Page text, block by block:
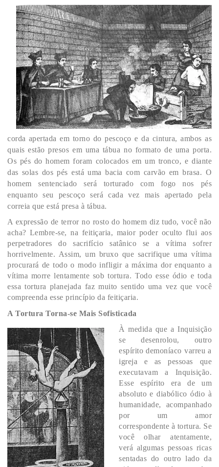
corda apertada em torno do pescoço e da cintura, ambos as
quais estão presos em uma tábua no formato de uma porta.
Os pés do homem foram colocados em um tronco, e diante
das solas dos pés está uma bacia com carvão em brasa. O
homem sentenciado será torturado com fogo nos pés
enquanto seu pescoço será cada vez mais apertado pela
correia que está presa à tábua.
A expressão de terror no rosto do homem diz tudo, você não
acha? Lembre-se, na feitiçaria, maior poder oculto flui aos
perpetradores do sacrifício satânico se a vítima sofrer
horrivelmente. Assim, um bruxo que sacrifique uma vítima
procurará de todo o modo infligir a máxima dor enquanto a
vítima morre lentamente sob tortura. Todo esse ódio e toda
essa tortura planejada faz muito sentido uma vez que você
compreenda esse princípio da feitiçaria.
A Tortura Torna-se Mais Sofisticada
À medida que a Inquisição
se desenrolou, outro
espírito demoníaco varreu a
igreja e as pessoas que
executavam a Inquisição.
Esse espírito era de um
absoluto e diabólico ódio à
humanidade, acompanhado
por um amor
correspondente à tortura. Se
você olhar atentamente,
verá algumas pessoas ricas
sentadas do outro lado da